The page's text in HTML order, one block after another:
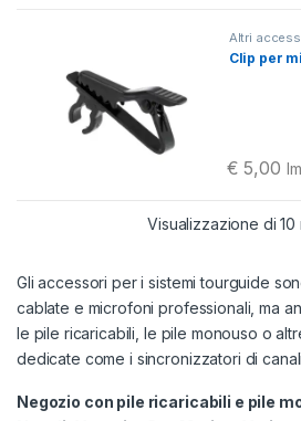
Gli accessori per i sistemi tourguide
cablate e microfoni professionali, ma
le pile ricaricabili, le pile monouso o
dedicate come i sincronizzatori di
Negozio con pile ricaricabili e pile
Altri
Clip per
€ 5,00
Visualizzazione di 10